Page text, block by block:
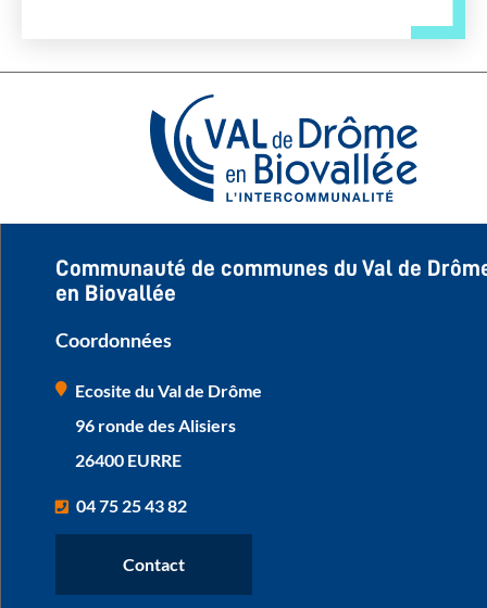
Communauté de communes du Val de
en Biovallée
Coordonnées
Ecosite du Val de Drôme
96 ronde des Alisiers
26400 EURRE
04 75 25 43 82
Contact